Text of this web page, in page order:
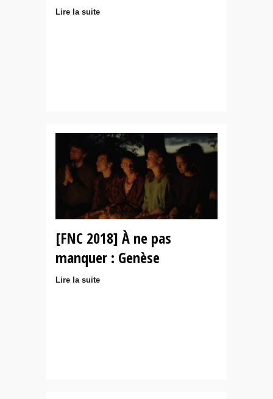
Lire la suite
[FNC 2018] À ne pas
manquer : Genèse
Lire la suite